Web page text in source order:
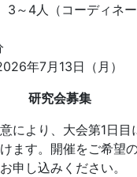
3～4人（コーディネ
年7月13日（月）
研究会募集
により、大会第1日目
ます。開催をご希望
申し込みください。